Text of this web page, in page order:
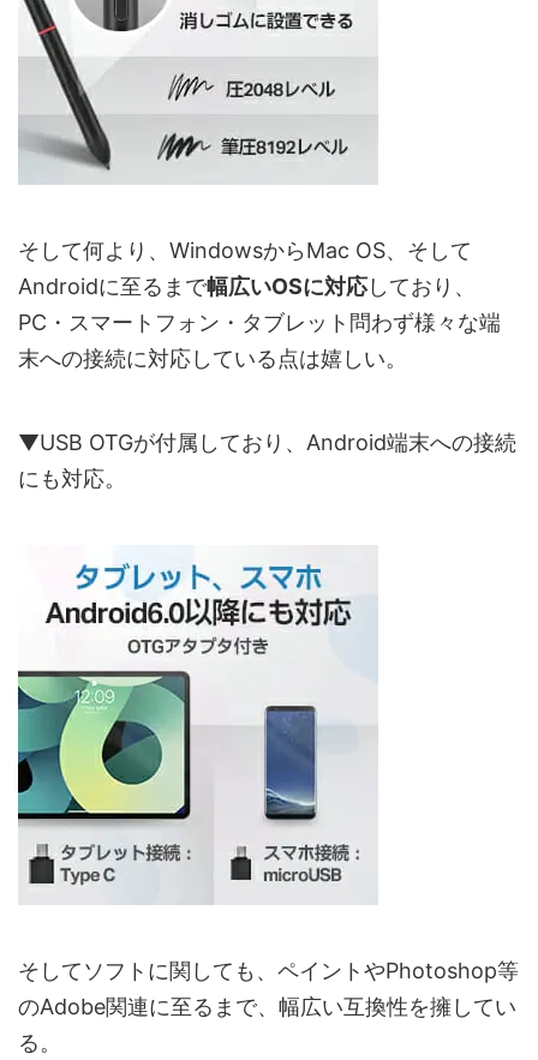
そして何より、WindowsからMac OS、そして
Androidに至るまで幅広いOSに対応しており、
PC・スマートフォン・タブレット問わず様々な端
末への接続に対応している点は嬉しい。
▼USB OTGが付属しており、Android端末への接続
にも対応。
そしてソフトに関しても、ペイントやPhotoshop等
のAdobe関連に至るまで、幅広い互換性を擁してい
る。